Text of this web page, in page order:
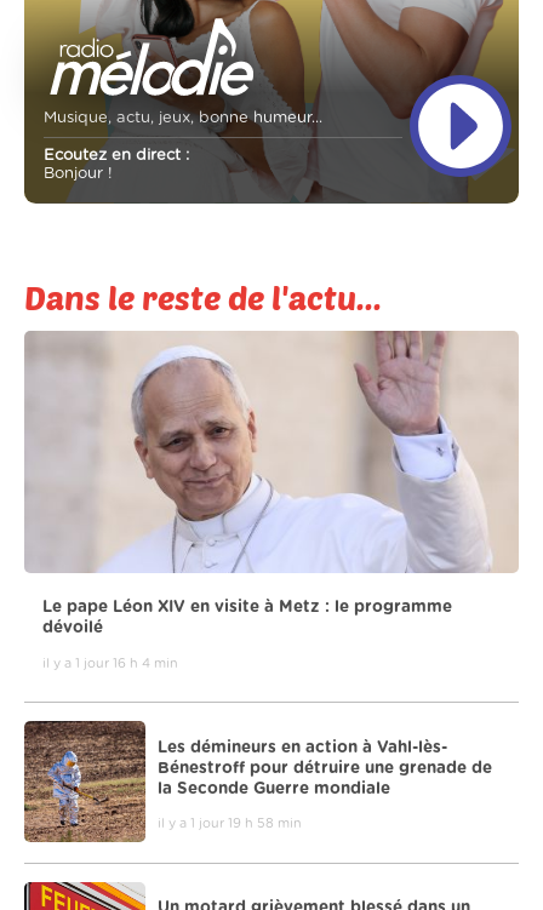
Musique, actu, jeux, bonne humeur...
Ecoutez en direct :
Bonjour !
Dans le reste de l'actu...
Le pape Léon XIV en visite à Metz : le programme
dévoilé
il y a 1 jour 16 h 4 min
Les démineurs en action à Vahl-lès-
Bénestroff pour détruire une grenade de
la Seconde Guerre mondiale
il y a 1 jour 19 h 58 min